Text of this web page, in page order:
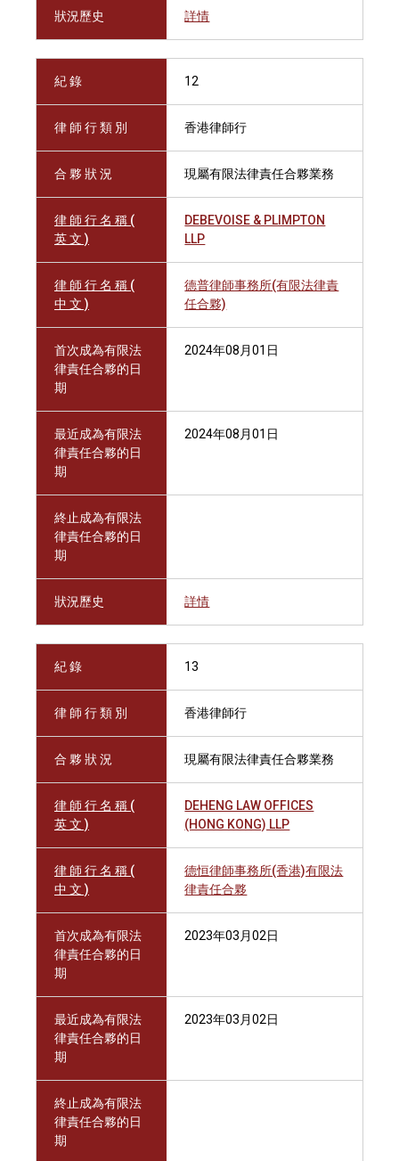
狀況歷史 詳情
紀 錄 12
律 師 行 類 別 香港律師行
合 夥 狀 況 現屬有限法律責任合夥業務
律 師 行 名 稱 (
英 文 )
DEBEVOISE & PLIMPTON
LLP
律 師 行 名 稱 (
中 文 )
德普律師事務所(有限法律責
任合夥)
首次成為有限法
律責任合夥的日
期
2024年08月01日
最近成為有限法
律責任合夥的日
期
2024年08月01日
終止成為有限法
律責任合夥的日
期
狀況歷史 詳情
紀 錄 13
律 師 行 類 別 香港律師行
合 夥 狀 況 現屬有限法律責任合夥業務
律 師 行 名 稱 (
英 文 )
DEHENG LAW OFFICES
(HONG KONG) LLP
律 師 行 名 稱 (
中 文 )
德恒律師事務所(香港)有限法
律責任合夥
首次成為有限法
律責任合夥的日
期
2023年03月02日
最近成為有限法
律責任合夥的日
期
2023年03月02日
終止成為有限法
律責任合夥的日
期